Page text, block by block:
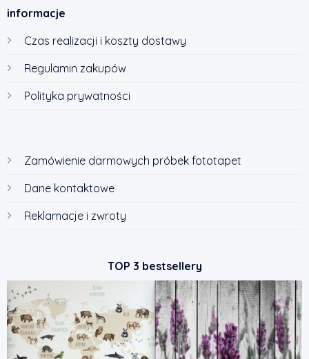
informacje
Czas realizacji i koszty dostawy
Regulamin zakupów
Polityka prywatności
Zamówienie darmowych próbek fototapet
Dane kontaktowe
Reklamacje i zwroty
TOP 3 bestsellery